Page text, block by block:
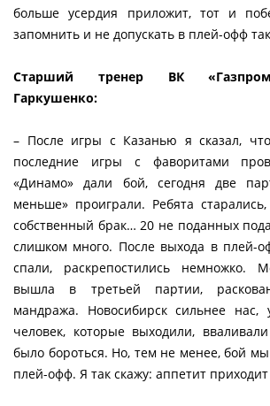
больше усердия приложит, тот и
запомнить и не допускать в плей-офф
Старший тренер ВК
Гаркушенко:
– После игры с Казанью я сказал,
последние игры с фаворитами
«Динамо» дали бой, сегодня две
меньше» проиграли. Ребята
собственный брак… 20 не поданных
слишком много. После выхода в плей-
спали, раскрепостились немножко.
вышла в третьей партии,
мандража. Новосибирск сильнее нас,
человек, которые выходили,
было бороться. Но, тем не менее, бой
плей-офф. Я так скажу: аппетит